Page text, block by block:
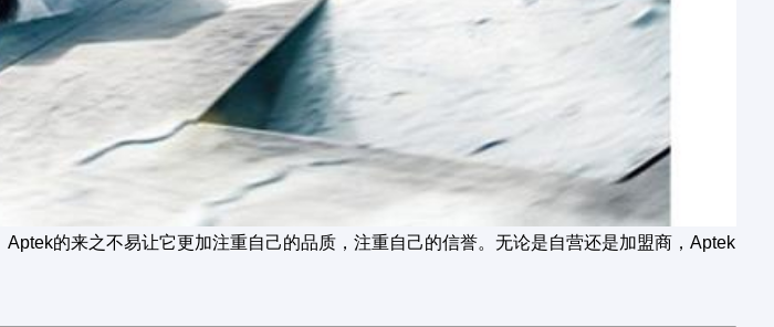
Aptek的来之不易让它更加注重自己的品质，注重自己的信誉。无论是自营还是加盟商，Aptek